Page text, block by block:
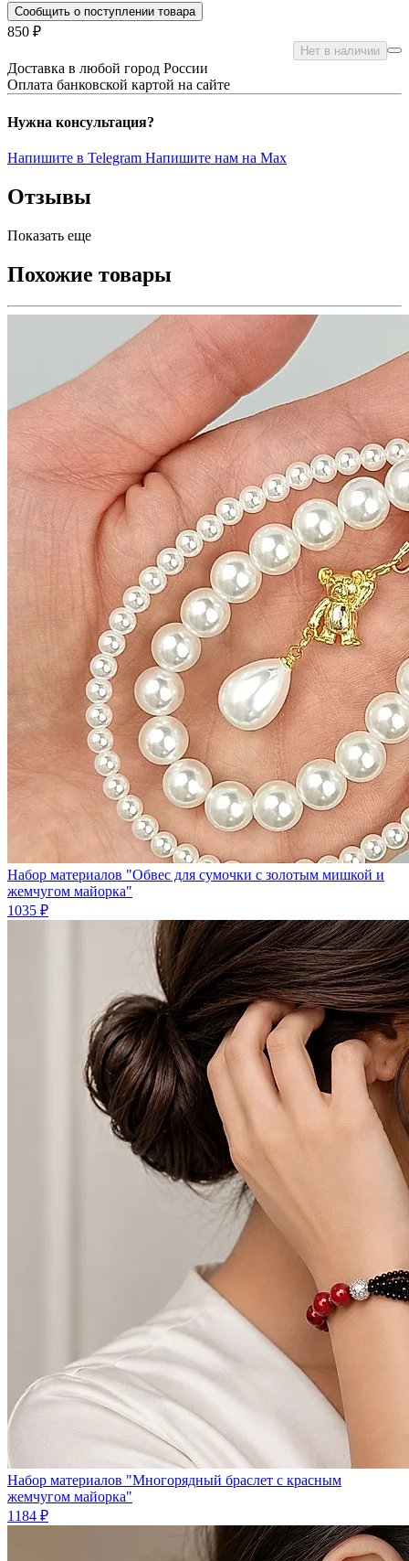
Сообщить о поступлении товара
850 ₽
Нет в наличии
Доставка в любой город России
Оплата банковской картой на сайте
Нужна консультация?
Напишите в Telegram Напишите нам на Max
Отзывы
Показать еще
Похожие товары
Набор материалов "Обвес для сумочки с золотым мишкой и
жемчугом майорка"
1035 ₽
Набор материалов "Многорядный браслет с красным
жемчугом майорка"
1184 ₽